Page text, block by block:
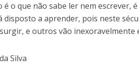
é o que não sabe ler nem escrever,
disposto a aprender, pois neste
e outros vão inexoravelmente
Silva